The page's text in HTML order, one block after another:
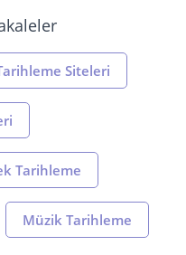
Siteleri
Tarihleme
Müzik Tarihleme